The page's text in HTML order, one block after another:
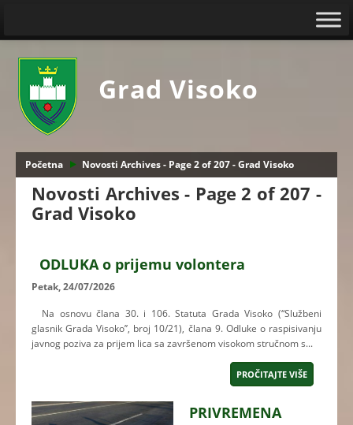
Grad Visoko
Početna Novosti Archives - Page 2 of 207 - Grad Visoko
Novosti Archives - Page 2 of 207 -
Grad Visoko
ODLUKA o prijemu volontera
Petak, 24/07/2026
Na osnovu člana 30. i 106. Statuta Grada Visoko (“Službeni
glasnik Grada Visoko’’, broj 10/21), člana 9. Odluke o raspisivanju
javnog poziva za prijem lica sa završenom visokom stručnom s...
PROČITAJTE VIŠE
PRIVREMENA